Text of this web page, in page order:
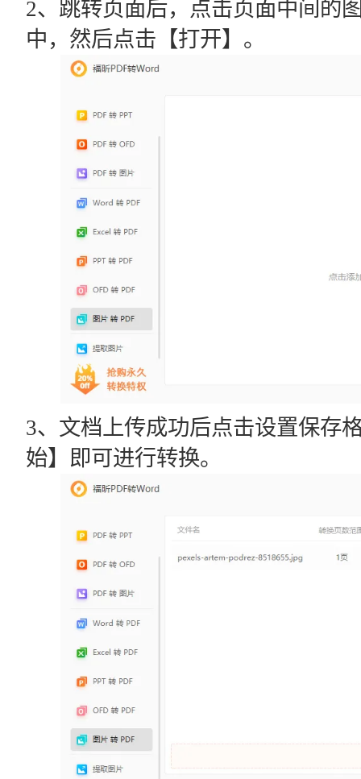
2、跳转页面后，点击页面中间的
中，然后点击【打开】。
3、文档上传成功后点击设置保存
始】即可进行转换。